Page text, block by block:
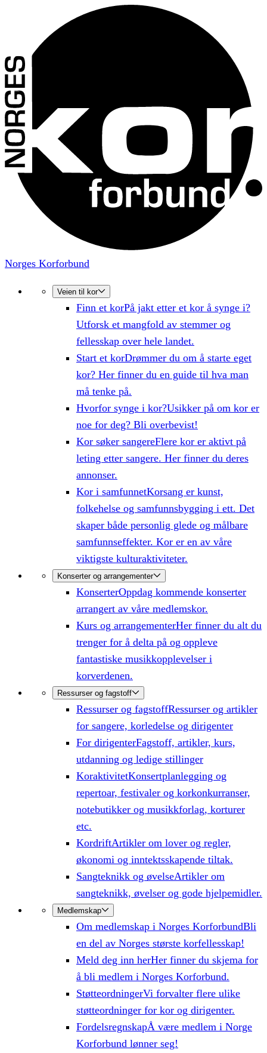
Norges Korforbund
Veien til kor
Finn et korPå jakt etter et kor å synge i?
Utforsk et mangfold av stemmer og
fellesskap over hele landet.
Start et korDrømmer du om å starte eget
kor? Her finner du en guide til hva man
må tenke på.
Hvorfor synge i kor?Usikker på om kor er
noe for deg? Bli overbevist!
Kor søker sangereFlere kor er aktivt på
leting etter sangere. Her finner du deres
annonser.
Kor i samfunnetKorsang er kunst,
folkehelse og samfunnsbygging i ett. Det
skaper både personlig glede og målbare
samfunnseffekter. Kor er en av våre
viktigste kulturaktiviteter.
Konserter og arrangementer
KonserterOppdag kommende konserter
arrangert av våre medlemskor.
Kurs og arrangementerHer finner du alt du
trenger for å delta på og oppleve
fantastiske musikkopplevelser i
korverdenen.
Ressurser og fagstoff
Ressurser og fagstoffRessurser og artikler
for sangere, korledelse og dirigenter
For dirigenterFagstoff, artikler, kurs,
utdanning og ledige stillinger
KoraktivitetKonsertplanlegging og
repertoar, festivaler og korkonkurranser,
notebutikker og musikkforlag, korturer
etc.
KordriftArtikler om lover og regler,
økonomi og inntektsskapende tiltak.
Sangteknikk og øvelseArtikler om
sangteknikk, øvelser og gode hjelpemidler.
Medlemskap
Om medlemskap i Norges KorforbundBli
en del av Norges største korfellesskap!
Meld deg inn herHer finner du skjema for
å bli medlem i Norges Korforbund.
StøtteordningerVi forvalter flere ulike
støtteordninger for kor og dirigenter.
FordelsregnskapÅ være medlem i Norge
Korforbund lønner seg!